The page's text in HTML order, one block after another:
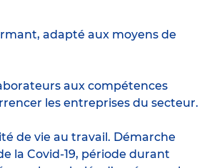
adapté aux moyens de
aux compétences
les entreprises du secteur.
de vie au travail. Démarche
la Covid-19, période durant